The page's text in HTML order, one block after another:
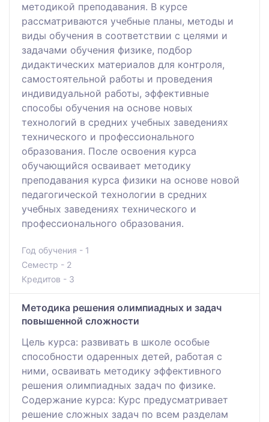
методикой преподавания. В курсе
рассматриваются учебные планы, методы и
виды обучения в соответствии с целями и
задачами обучения физике, подбор
дидактических материалов для контроля,
самостоятельной работы и проведения
индивидуальной работы, эффективные
способы обучения на основе новых
технологий в средних учебных заведениях
технического и профессионального
образования. После освоения курса
обучающийся осваивает методику
преподавания курса физики на основе новой
педагогической технологии в средних
учебных заведениях технического и
профессионального образования.
Год обучения - 1
Семестр - 2
Кредитов - 3
Методика решения олимпиадных и задач
повышенной сложности
Цель курса: развивать в школе особые
способности одаренных детей, работая с
ними, осваивать методику эффективного
решения олимпиадных задач по физике.
Содержание курса: Курс предусматривает
решение сложных задач по всем разделам